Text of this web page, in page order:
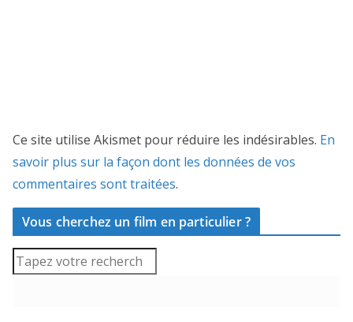
Ce site utilise Akismet pour réduire les indésirables. En
savoir plus sur la façon dont les données de vos
commentaires sont traitées.
Vous cherchez un film en particulier ?